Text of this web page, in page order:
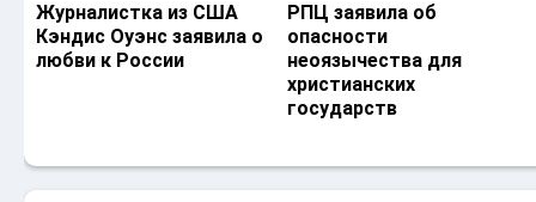
Журналистка из США
Кэндис Оуэнс заявила о
любви к России
РПЦ заявила об
опасности
неоязычества для
христианских
государств